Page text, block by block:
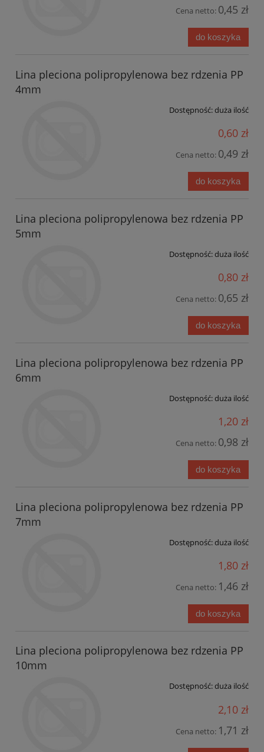
Cena netto: 0,45 zł
do koszyka
Lina pleciona polipropylenowa bez rdzenia PP
4mm
Dostępność:duża ilość
0,60 zł
Cena netto: 0,49 zł
do koszyka
Lina pleciona polipropylenowa bez rdzenia PP
5mm
Dostępność:duża ilość
0,80 zł
Cena netto: 0,65 zł
do koszyka
Lina pleciona polipropylenowa bez rdzenia PP
6mm
Dostępność:duża ilość
1,20 zł
Cena netto: 0,98 zł
do koszyka
Lina pleciona polipropylenowa bez rdzenia PP
7mm
Dostępność:duża ilość
1,80 zł
Cena netto: 1,46 zł
do koszyka
Lina pleciona polipropylenowa bez rdzenia PP
10mm
Dostępność:duża ilość
2,10 zł
Cena netto: 1,71 zł